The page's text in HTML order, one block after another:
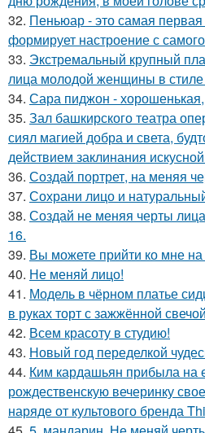
32. Пеньюар - это самая
формирует настроение с
33. Экстремальный крупный
лица молодой женщины в
34. Сара пиджон -
35. Зал башкирского театра
сиял магией добра и света,
действием заклинания
36. Создай портрет, на меняя
37. Сохрани лицо и
38. Создай не меняя черты
16.
39. Вы можете прийти ко мне
40. Не меняй лицо!
41. Модель в чёрном платье
в руках торт с зажжённой
42. Всем красоту в студию!
43. Новый год переделкой
44. Ким кардашьян прибыла на
рождественскую вечеринку
наряде от культового бренда